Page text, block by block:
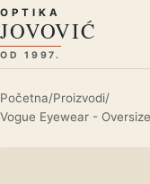
Preskoči na sadržaj
OPTIKA
JOVOVIĆ
OD 1997.
Početna/Proizvodi/
Vogue Eyewear -